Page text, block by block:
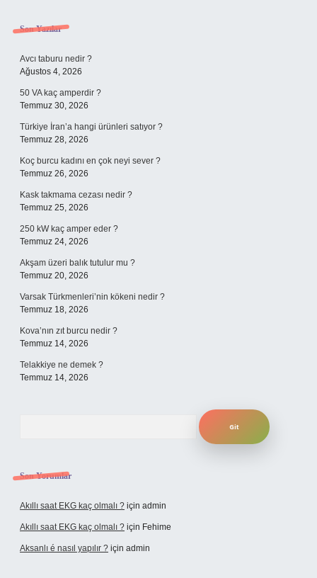
Son Yazılar
Avcı taburu nedir ?
Ağustos 4, 2026
50 VA kaç amperdir ?
Temmuz 30, 2026
Türkiye İran’a hangi ürünleri satıyor ?
Temmuz 28, 2026
Koç burcu kadını en çok neyi sever ?
Temmuz 26, 2026
Kask takmama cezası nedir ?
Temmuz 25, 2026
250 kW kaç amper eder ?
Temmuz 24, 2026
Akşam üzeri balık tutulur mu ?
Temmuz 20, 2026
Varsak Türkmenleri’nin kökeni nedir ?
Temmuz 18, 2026
Kova’nın zıt burcu nedir ?
Temmuz 14, 2026
Telakkiye ne demek ?
Temmuz 14, 2026
Son Yorumlar
Akıllı saat EKG kaç olmalı ? için admin
Akıllı saat EKG kaç olmalı ? için Fehime
Aksanlı é nasıl yapılır ? için admin